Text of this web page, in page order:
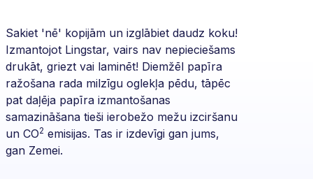
Sakiet 'nē' kopijām un izglābiet daudz koku!
Izmantojot Lingstar, vairs nav nepieciešams
drukāt, griezt vai laminēt! Diemžēl papīra
ražošana rada milzīgu oglekļa pēdu, tāpēc
pat daļēja papīra izmantošanas
samazināšana tieši ierobežo mežu izciršanu
un CO2 emisijas. Tas ir izdevīgi gan jums,
gan Zemei.